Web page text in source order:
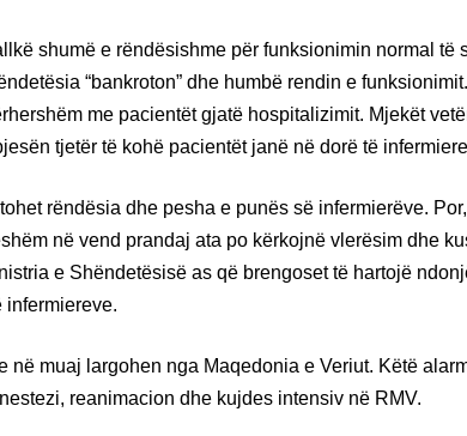
shumë e rëndësishme për funksionimin normal të
“bankroton” dhe humbë rendin e
me pacientët gjatë hospitalizimit. Mjekët
tjetër të kohë pacientët janë në dorë të
rëndësia dhe pesha e punës së infermierëve.
në vend prandaj ata po kërkojnë vlerësim dhe
e Shëndetësisë as që brengoset të hartojë
infermiereve.
në muaj largohen nga Maqedonia e Veriut. Këtë
reanimacion dhe kujdes intensiv në RMV.